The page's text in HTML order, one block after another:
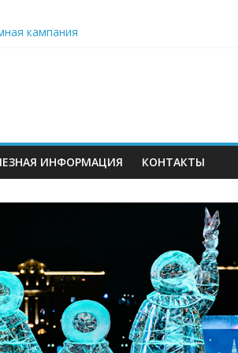
кампания
серию бесплатных образовательных
цветов»
ИНФОРМАЦИЯ КОНТАКТЫ